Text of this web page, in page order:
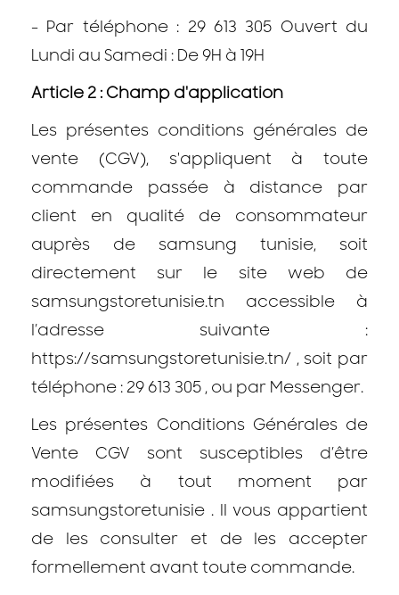
- Par téléphone : 29 613 305 Ouvert du
Lundi au Samedi : De 9H à 19H
Article 2 : Champ d'application
Les présentes conditions générales de
vente (CGV), s'appliquent à toute
commande passée à distance par
client en qualité de consommateur
auprès de samsung tunisie, soit
directement sur le site web de
samsungstoretunisie.tn accessible à
l’adresse suivante :
https://samsungstoretunisie.tn/ , soit par
téléphone : 29 613 305 , ou par Messenger.
Les présentes Conditions Générales de
Vente CGV sont susceptibles d’être
modifiées à tout moment par
samsungstoretunisie . Il vous appartient
de les consulter et de les accepter
formellement avant toute commande.